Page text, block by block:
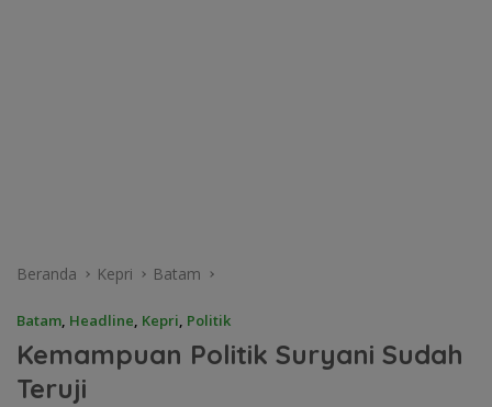
Beranda Kepri Batam
Batam, Headline, Kepri, Politik
Kemampuan Politik Suryani Sudah
Teruji